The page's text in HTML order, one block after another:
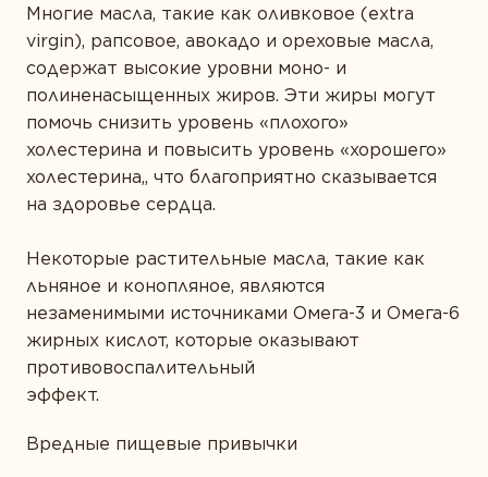
Многие масла, такие как оливковое (extra
virgin), рапсовое, авокадо и ореховые масла,
содержат высокие уровни моно- и
полиненасыщенных жиров. Эти жиры могут
помочь снизить уровень «плохого»
холестерина и повысить уровень «хорошего»
холестерина,, что благоприятно сказывается
на здоровье сердца.
Некоторые растительные масла, такие как
льняное и конопляное, являются
незаменимыми источниками Омега-3 и Омега-6
жирных кислот, которые оказывают
противовоспалительный
Вредные пищевые привычки